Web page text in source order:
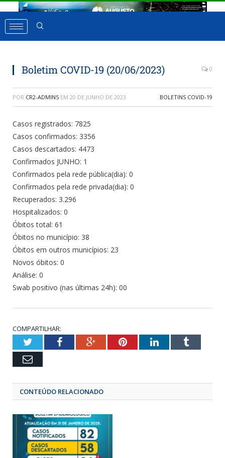
Boletim COVID-19 (20/06/2023) 0
POR CR2-ADMIN5 EM 20 DE JUNHO DE 2023 BOLETINS COVID-19
Casos registrados: 7825
Casos confirmados: 3356
Casos descartados: 4473
Confirmados JUNHO: 1
Confirmados pela rede pública(dia): 0
Confirmados pela rede privada(dia): 0
Recuperados: 3.296
Hospitalizados: 0
Óbitos total: 61
Óbitos no município: 38
Óbitos em outros municípios: 23
Novos óbitos: 0
Análise: 0
Swab positivo (nas últimas 24h): 00
COMPARTILHAR:
TwitterFacebookGoogle+Pinterest
LinkedIn
Email
CONTEÚDO RELACIONADO